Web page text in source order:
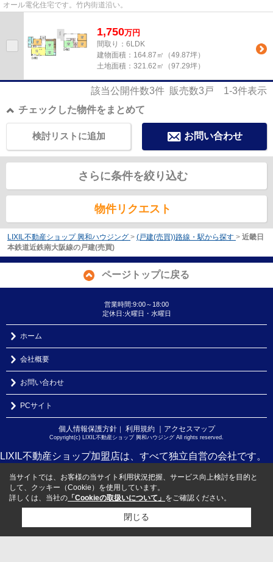
オール電化住宅です。竹内街道沿い。
1,750万円
間取り：6LDK
建物面積： 164.87㎡（49.87坪）
土地面積： 321.62㎡（97.29坪）
該当公開件数3件 販売数3 戸 1-3件表示
チェックした物件をまとめて
お問い合わせ
検討リストに追加
さらに条件を絞り込む
物件リクエスト
LIXIL不動産ショップ 興和ハウジング > (戸建(売買))路線・駅から探す > 近畿日
本鉄道近鉄南大阪線の戸建(売買)
ページトップに戻る
営業時間:9:00～18:00
定休日:火曜日・水曜日
ホーム
会社概要
お問い合わせ
PCサイト
個人情報保護方針｜ 利用規約 ｜アクセスマップ
Copyright(c) LIXIL不動産ショップ 興和ハウジング All rights reserved.
LIXIL不動産ショップ加盟店は、すべて独立自営の会社です。
当サイトでは、お客様の当サイト利用状況把握、サービス向上検討を目的と
して、クッキー（Cookie）を使用しています。
詳しくは、当社の 「Cookieの取扱いについて」 をご確認ください。
閉じる